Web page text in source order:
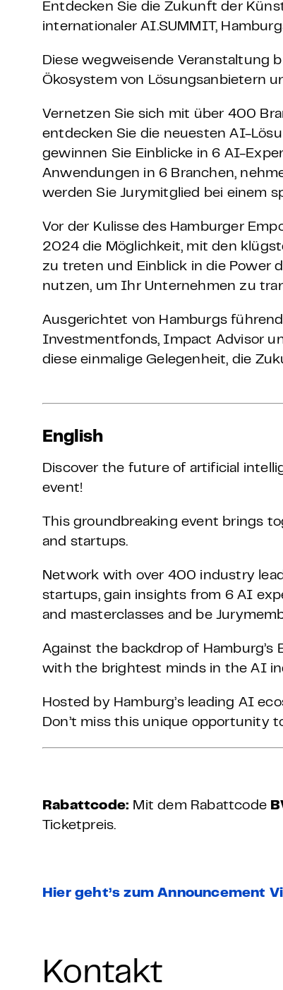
Weitere
Product
Entdecken Sie die Zukunft der
internationaler AI.SUMMIT,
Diese wegweisende Veranstaltung
Ökosystem von Lösungsanbietern
Vernetzen Sie sich mit über 400
entdecken Sie die neuesten AI-
gewinnen Sie Einblicke in 6 AI-
Anwendungen in 6 Branchen,
werden Sie Jurymitglied bei einem
Vor der Kulisse des Hamburger
2024 die Möglichkeit, mit den
zu treten und Einblick in die Power
nutzen, um Ihr Unternehmen zu
Ausgerichtet von Hamburgs
Investmentfonds, Impact Advisor
diese einmalige Gelegenheit, die
English
Discover the future of artificial
event!
This groundbreaking event brings
and startups.
Network with over 400 industry
startups, gain insights from 6 AI
and masterclasses and be
Against the backdrop of
with the brightest minds in the AI
Hosted by Hamburg’s leading AI
Don’t miss this unique opportunity
Rabattcode: Mit dem Rabattcode
Ticketpreis.
Hier geht’s zum Announcement
Kontakt